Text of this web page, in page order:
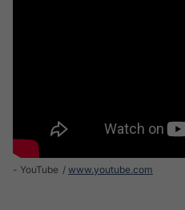
- YouTube www.youtube.com